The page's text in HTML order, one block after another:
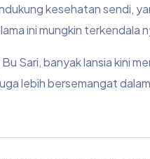
kesehatan sendi,
ini mungkin
Sari, banyak lansia kini
lebih bersemangat